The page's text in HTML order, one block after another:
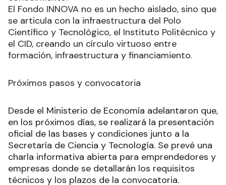
El Fondo INNOVA no es un hecho aislado, sino que
se articula con la infraestructura del Polo
Científico y Tecnológico, el Instituto Politécnico y
el CID, creando un círculo virtuoso entre
formación, infraestructura y financiamiento.
Próximos pasos y convocatoria
Desde el Ministerio de Economía adelantaron que,
en los próximos días, se realizará la presentación
oficial de las bases y condiciones junto a la
Secretaría de Ciencia y Tecnología. Se prevé una
charla informativa abierta para emprendedores y
empresas donde se detallarán los requisitos
técnicos y los plazos de la convocatoria.